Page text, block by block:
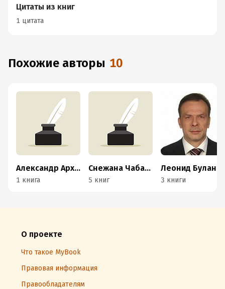
Цитаты из книг
1 цитата
Похожие авторы 10
Александр Архипов
1 книга
Снежана Чабаненко
5 книг 3 книги
О проекте
Что такое MyBook
Правовая информация
Правообладателям